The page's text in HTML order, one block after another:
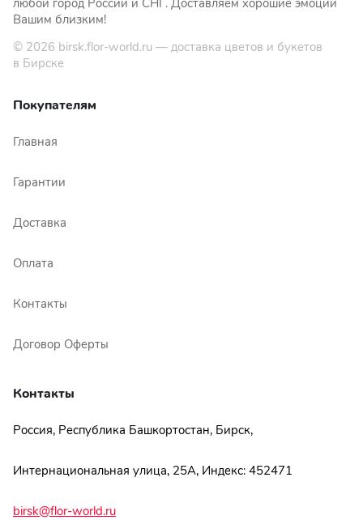
Вашим близким!
© 2026 birsk.flor-world.ru — доставка цветов и букетов
в Бирске
Покупателям
Главная
Гарантии
Доставка
Оплата
Контакты
Договор Оферты
Контакты
Россия, Республика Башкортостан, Бирск,
Интернациональная улица, 25А, Индекс: 452471
birsk@flor-world.ru